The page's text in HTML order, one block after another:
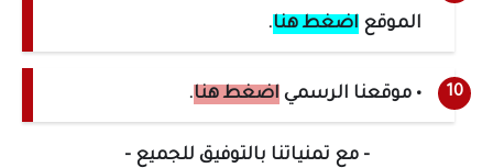
الموقع اضغط هنا.
• موقعنا الرسمي اضغط هنا.
- مع تمنياتنا بالتوفيق للجميع -